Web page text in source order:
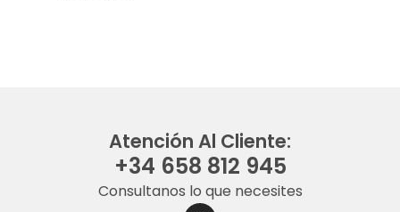
Atención Al Cliente:
+34 658 812 945
Consultanos lo que necesites